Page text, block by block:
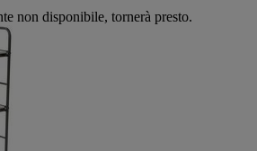
non disponibile, tornerà presto.